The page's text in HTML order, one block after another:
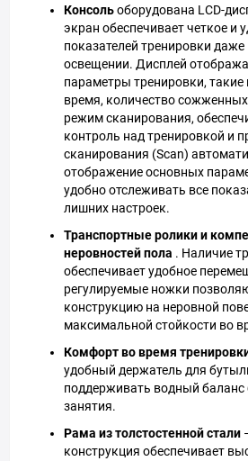
Консольоборудована LCD-
экран обеспечивает четкое и
показателей тренировки
освещении. Дисплей
параметры тренировки, такие
время, количество
режим сканирования,
контроль над тренировкой и
сканирования (Scan)
отображение основных
удобно отслеживать все
лишних настроек.
Транспортные ролики и
неровностей пола . Наличие
обеспечивает удобное
регулируемые ножки
конструкцию на неровной
максимальной стойкости во
Комфорт во время
удобный держатель для
поддерживать водный баланс
занятия.
Рама из толстостенной стали
конструкция обеспечивает